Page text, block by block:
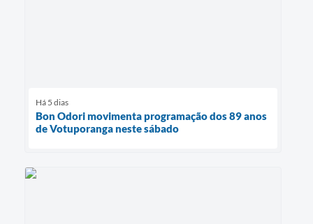
Há 5 dias
Bon Odori movimenta programação dos 89 anos
de Votuporanga neste sábado